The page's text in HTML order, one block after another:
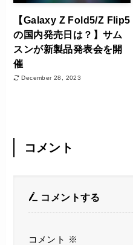
【Galaxy Z Fold5/Z Flip5
の国内発売日は？】サム
スンが新製品発表会を開
催
December 28, 2023
コメント
コメントする
コメント ※